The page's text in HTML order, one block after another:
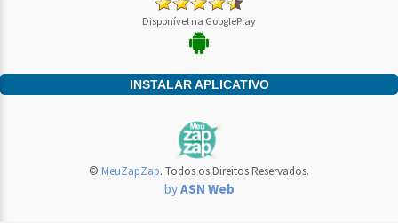
Disponível na GooglePlay
INSTALAR APLICATIVO
© MeuZapZap. Todos os Direitos Reservados.
byASN Web